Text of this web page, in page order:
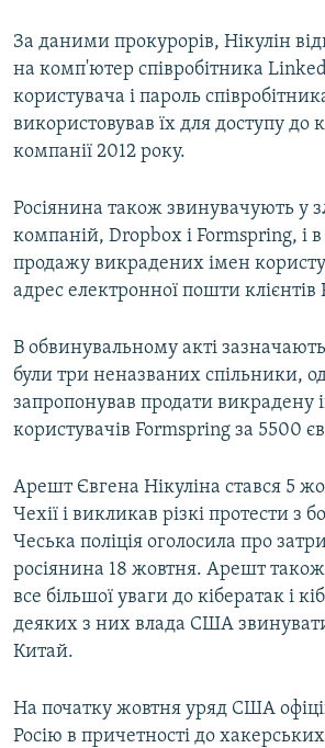
ІНФОГРАФІКА
ДОЛУЧАЙСЯ!
Усі сайти RFE/RL
За даними прокурорів, Нікулін
на комп'ютер співробітника
користувача і пароль
використовував їх для доступу до
компанії 2012 року.
Росіянина також звинувачують у
компаній, Dropbox і Formspring, і
продажу викрадених імен
адрес електронної пошти клієнтів
В обвинувальному акті
були три неназваних спільники,
запропонував продати викрадену
користувачів Formspring за 5500
Арешт Євгена Нікуліна стався 5
Чехії і викликав різкі протести з
Чеська поліція оголосила про
росіянина 18 жовтня. Арешт також
все більшої уваги до кібератак і
деяких з них влада США
Китай.
На початку жовтня уряд США
Росію в причетності до